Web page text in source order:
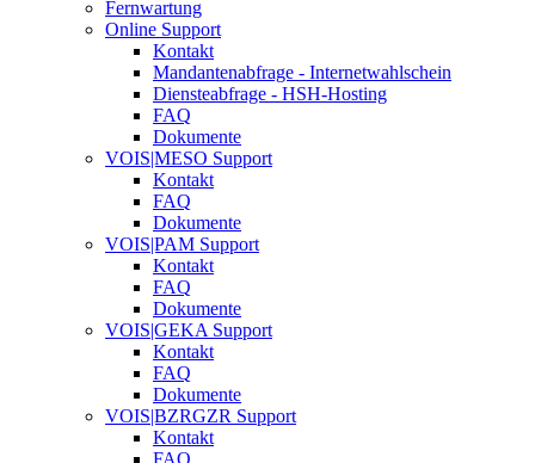
Fernwartung
Online Support
Kontakt
Mandantenabfrage - Internetwahlschein
Diensteabfrage - HSH-Hosting
FAQ
Dokumente
VOIS|MESO Support
Kontakt
FAQ
Dokumente
VOIS|PAM Support
Kontakt
FAQ
Dokumente
VOIS|GEKA Support
Kontakt
FAQ
Dokumente
VOIS|BZRGZR Support
Kontakt
FAQ